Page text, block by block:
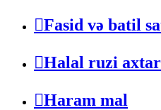
Fasid və batil
Halal ruzi
Haram mal